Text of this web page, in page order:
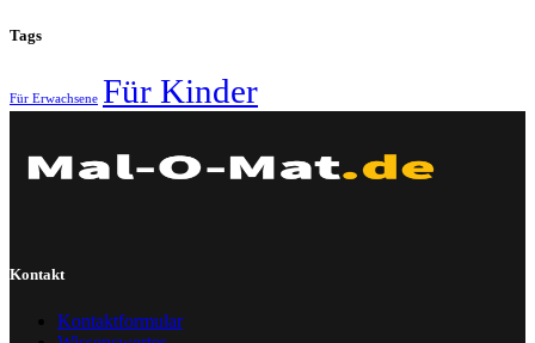
Tags
Für Erwachsene Für Kinder
Kontakt
Kontaktformular